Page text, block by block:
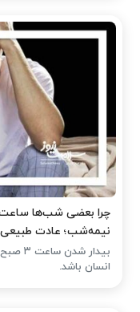
نیمه‌شب؛ عادت طبیعی
بیدار
انسان باشد.